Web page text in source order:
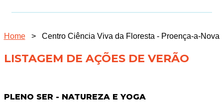
Home > Centro Ciência Viva da Floresta - Proença-a-Nova
LISTAGEM DE AÇÕES DE VERÃO
PLENO SER - NATUREZA E YOGA